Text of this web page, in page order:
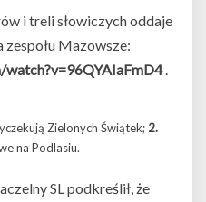
i treli słowiczych oddaje
zespołu Mazowsze:
.
Zielonych Świątek; 2.
na Podlasiu.
SL podkreślił, że